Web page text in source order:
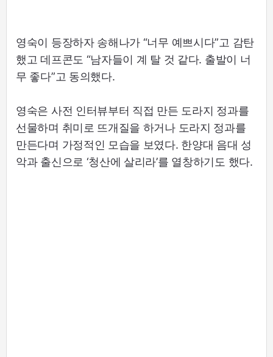
영숙이 등장하자 송해나가 “너무 예쁘시다”고 감탄
했고 데프콘도 “남자들이 계 탈 것 같다. 출발이 너
무 좋다”고 동의했다.
영숙은 사전 인터뷰부터 직접 만든 도라지 정과를
선물하며 취미로 뜨개질을 하거나 도라지 정과를
만든다며 가정적인 모습을 보였다. 한양대 음대 성
악과 출신으로 ‘청산에 살리라’를 열창하기도 했다.